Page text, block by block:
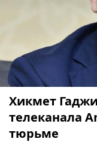
Хикмет
телеканала
тюрьме